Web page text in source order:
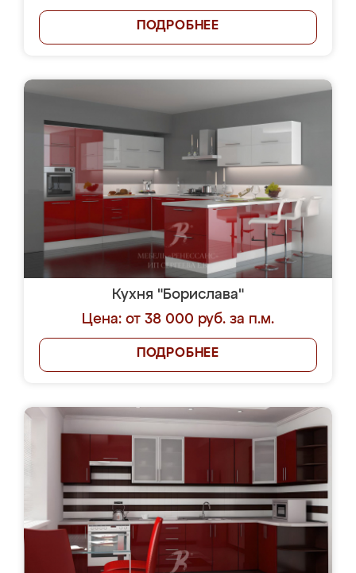
ПОДРОБНЕЕ
Кухня "Борислава"
Цена: от 38 000 руб. за п.м.
ПОДРОБНЕЕ